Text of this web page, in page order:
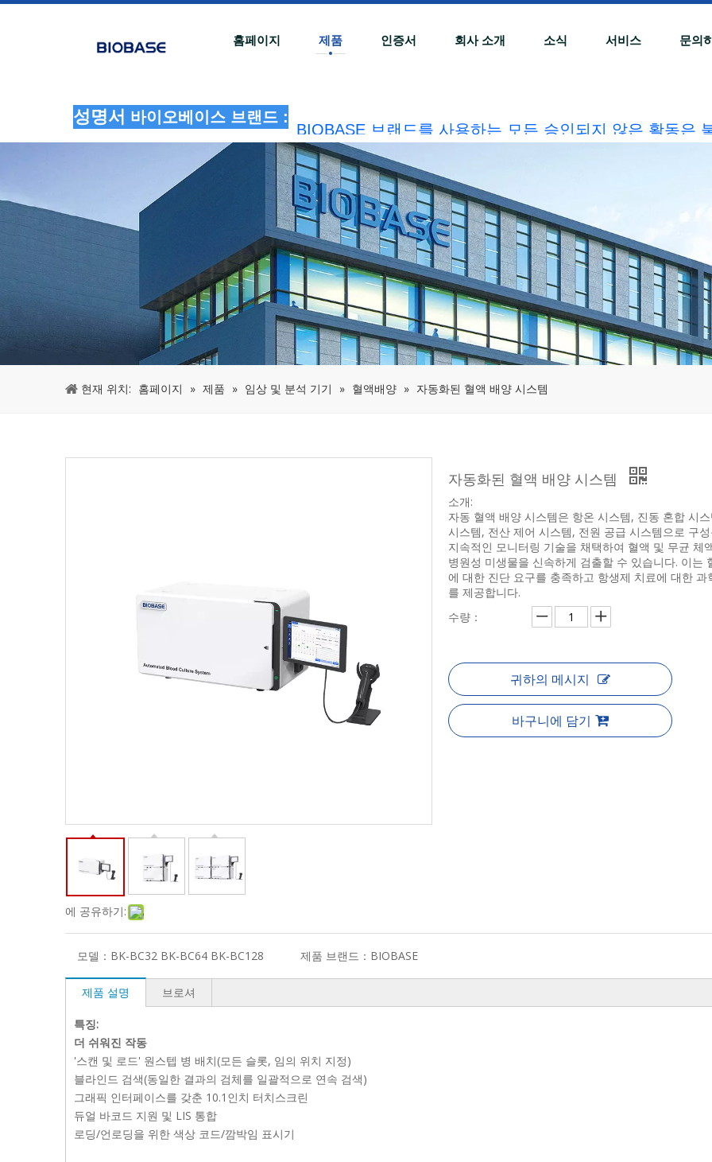
홈페이지 제품 인증서 회사 소개 소식 서비스 문의
성명서 바이오베이스 브랜드 :
법적 책임을 조사하겠습니다.20240510
현재 위치: 홈페이지 » 제품 » 임상 및 분석 기기 » 혈액배양 » 자동화된 혈액 배양 시스템
에 공유하기:
자동화된 혈액 배양 시스템
소개:
자동 혈액 배양 시스템은 항온 시스템, 진동 혼합 시
시스템, 전산 제어 시스템, 전원 공급 시스템으로 구
지속적인 모니터링 기술을 채택하여 혈액 및 무균 체
병원성 미생물을 신속하게 검출할 수 있습니다. 이는
에 대한 진단 요구를 충족하고 항생제 치료에 대한 과
를 제공합니다.
수량：
귀하의 메시지
바구니에 담기
모델： BK-BC32 BK-BC64 BK-BC128 제품 브랜드： BIOBASE
제품 설명 브로셔
특징:
더 쉬워진 작동
'스캔 및 로드' 원스텝 병 배치(모든 슬롯, 임의 위치 지정)
블라인드 검색(동일한 결과의 검체를 일괄적으로 연속 검색)
그래픽 인터페이스를 갖춘 10.1인치 터치스크린
듀얼 바코드 지원 및 LIS 통합
로딩/언로딩을 위한 색상 코드/깜박임 표시기